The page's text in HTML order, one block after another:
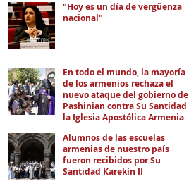
"Hoy es un día de vergüenza
nacional"
En todo el mundo, la mayoría
de los armenios rechaza el
nuevo ataque del gobierno de
Pashinian contra Su Santidad y
la Iglesia Apostólica Armenia
Alumnos de las escuelas
armenias de nuestro país
fueron recibidos por Su
Santidad Karekín II